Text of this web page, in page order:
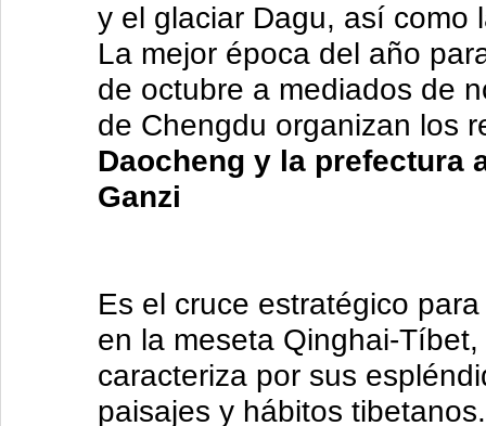
y el glaciar Dagu, así como
La mejor época del año
de octubre a mediados de
de Chengdu organizan los
Daocheng y la prefectura
Ganzi
Es el cruce estratégico
en la meseta Qinghai-
caracteriza por sus
paisajes y hábitos